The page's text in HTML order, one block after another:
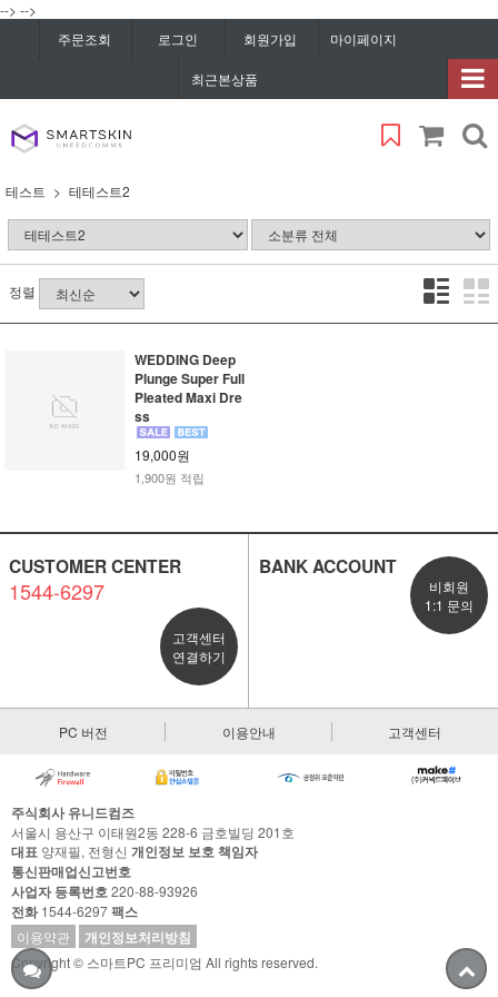
--> -->
주문조회
로그인 회원가입 마이페이지
최근본상품
테스트 테테스트2
정렬
WEDDING Deep
Plunge Super Full
Pleated Maxi Dre
ss
19,000원
1,900원 적립
CUSTOMER CENTER
1544-6297
고객센터
연결하기
BANK ACCOUNT
비회원
1:1 문의
PC 버전 이용안내 고객센터
주식회사 유니드컴즈
서울시 용산구 이태원2동 228-6 금호빌딩 201호
대표 양재필, 전형신 개인정보 보호 책임자
통신판매업신고번호
사업자 등록번호220-88-93926
전화1544-6297팩스
이용약관 개인정보처리방침
Copyright © 스마트PC 프리미엄 All rights reserved.